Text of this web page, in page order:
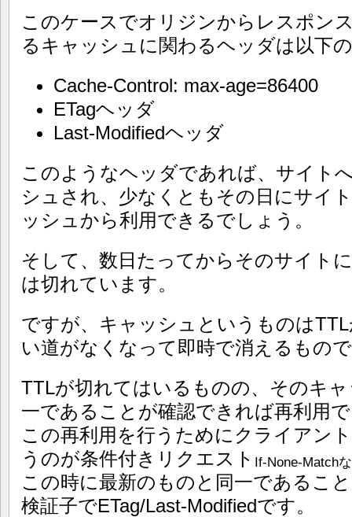
このケースでオリジンからレスポン
るキャッシュに関わるヘッダは以下
Cache-Control: max-age=86400
ETagヘッダ
Last-Modifiedヘッダ
このようなヘッダであれば、サイト
シュされ、少なくともその日にサイ
ッシュから利用できるでしょう。
そして、数日たってからそのサイト
は切れています。
ですが、キャッシュというものは
い道がなくなって即時で消えるもの
TTLが切れてはいるものの、そのキ
一であることが確認できれば再利用
この再利用を行うためにクライアン
うのが条件付きリクエスト If-None-Match
この時に最新のものと同一であるこ
検証子でETag/Last-Modifiedです。